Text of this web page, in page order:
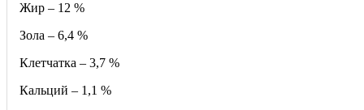
Жир – 12 %
Зола – 6,4 %
Клетчатка – 3,7 %
Кальций – 1,1 %